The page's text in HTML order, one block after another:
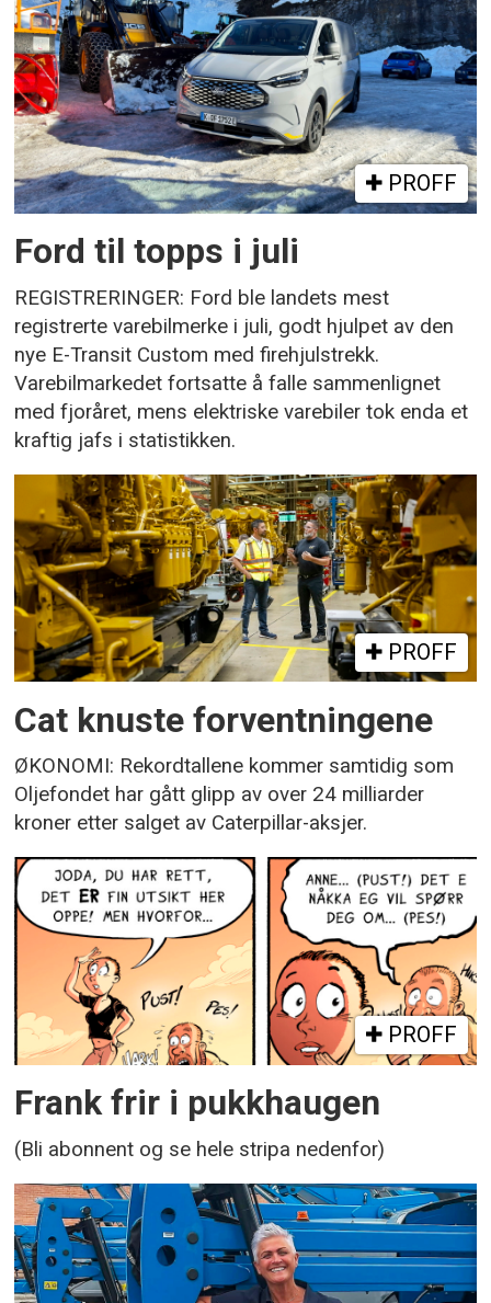
PROFF
Ford til topps i juli
REGISTRERINGER: Ford ble landets mest
registrerte varebilmerke i juli, godt hjulpet av den
nye E-Transit Custom med firehjulstrekk.
Varebilmarkedet fortsatte å falle sammenlignet
med fjoråret, mens elektriske varebiler tok enda et
kraftig jafs i statistikken.
PROFF
Cat knuste forventningene
ØKONOMI: Rekordtallene kommer samtidig som
Oljefondet har gått glipp av over 24 milliarder
kroner etter salget av Caterpillar-aksjer.
PROFF
Frank frir i pukkhaugen
(Bli abonnent og se hele stripa nedenfor)